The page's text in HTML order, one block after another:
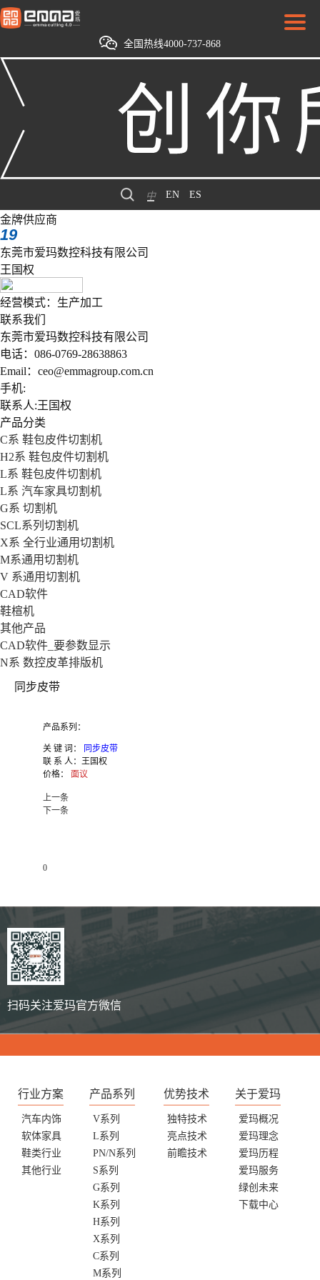
全国热线4000-737-868
中 EN ES
金牌供应商
19
东莞市爱玛数控科技有限公司
王国权
经营模式：生产加工
联系我们
东莞市爱玛数控科技有限公司
电话：086-0769-28638863
Email：ceo@emmagroup.com.cn
手机:
联系人:王国权
产品分类
C系 鞋包皮件切割机
H2系 鞋包皮件切割机
L系 鞋包皮件切割机
L系 汽车家具切割机
G系 切割机
SCL系列切割机
X系 全行业通用切割机
M系通用切割机
V 系通用切割机
CAD软件
鞋楦机
其他产品
CAD软件_要参数显示
N系 数控皮革排版机
同步皮带
产品系列：
关 键 词：
同步皮带
联 系 人： 王国权
价格： 面议
上一条
下一条
0
扫码关注爱玛官方微信
行业方案
汽车内饰
软体家具
鞋类行业
其他行业
产品系列
V系列
L系列
PN/N系列
S系列
G系列
K系列
H系列
X系列
C系列
M系列
优势技术
独特技术
亮点技术
前瞻技术
关于爱玛
爱玛概况
爱玛理念
爱玛历程
爱玛服务
绿创未来
下载中心